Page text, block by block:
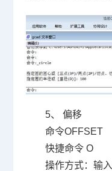
5、 偏移
命令OFFSET
快捷命令O
操作方式：输入